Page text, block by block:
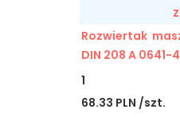
Rozwiertak
DIN 208 A
1
68.33 PLN /szt.